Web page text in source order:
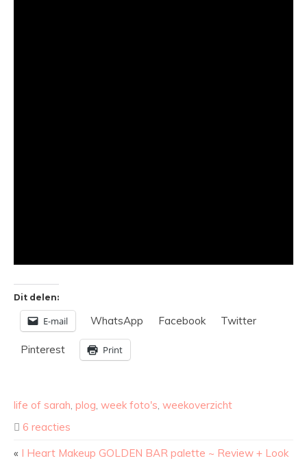
Dit delen:
E-mail WhatsApp Facebook Twitter
Pinterest Print
life of sarah, plog, week foto's, weekoverzicht
6 reacties
« I Heart Makeup GOLDEN BAR palette ~ Review + Look